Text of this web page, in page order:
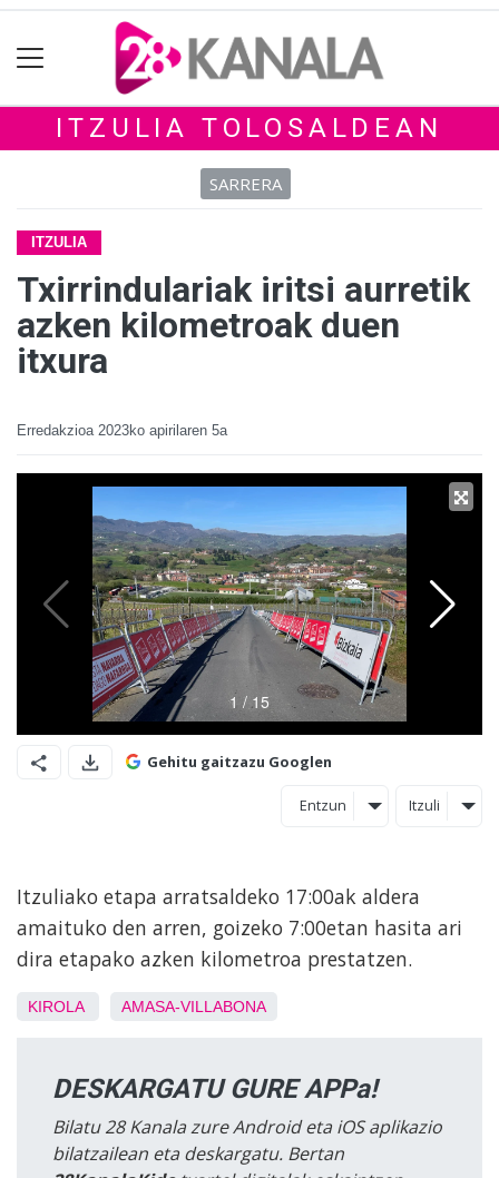
ITZULIA TOLOSALDEAN
SARRERA
ITZULIA
Txirrindulariak iritsi aurretik
azken kilometroak duen
itxura
Erredakzioa 2023ko apirilaren 5a
Gehitu gaitzazu Googlen
Entzun Itzuli
Itzuliako etapa arratsaldeko 17:00ak aldera
amaituko den arren, goizeko 7:00etan hasita ari
dira etapako azken kilometroa prestatzen.
KIROLA AMASA-VILLABONA
DESKARGATU GURE APPa!
Bilatu 28 Kanala zure Android eta iOS aplikazio
bilatzailean eta deskargatu. Bertan